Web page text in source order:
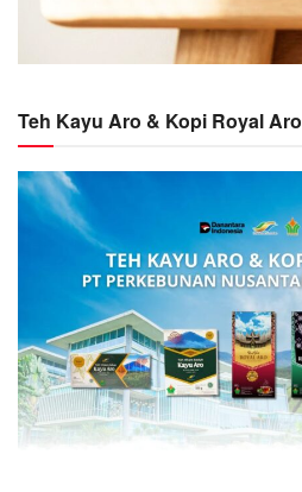
Teh Kayu Aro & Kopi Royal Aro